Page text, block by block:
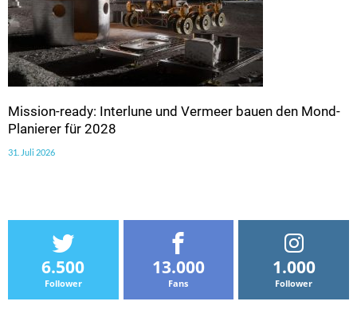
Mission-ready: Interlune und Vermeer bauen den Mond-
Planierer für 2028
31. Juli 2026
6.500
Follower
13.000
Fans
1.000
Follower